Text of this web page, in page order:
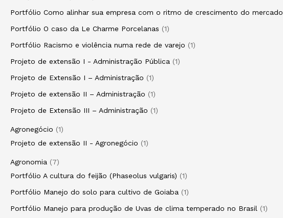
Portfólio Como alinhar sua empresa com o ritmo de crescimento do mercado
Portfólio O caso da Le Charme Porcelanas
1
Portfólio Racismo e violência numa rede de varejo
1
Projeto de extensão I - Administração Pública
1
Projeto de Extensão I – Administração
1
Projeto de extensão II – Administração
1
Projeto de Extensão III – Administração
1
Agronegócio
1
Projeto de extensão II - Agronegócio
1
Agronomia
7
Portfólio A cultura do feijão (Phaseolus vulgaris)
1
Portfólio Manejo do solo para cultivo de Goiaba
1
Portfólio Manejo para produção de Uvas de clima temperado no Brasil
1